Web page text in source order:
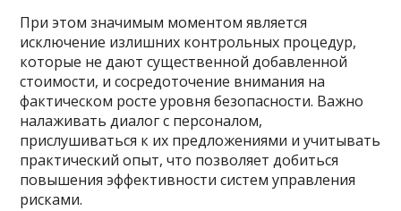
При этом значимым моментом является
исключение излишних контрольных процедур,
которые не дают существенной добавленной
стоимости, и сосредоточение внимания на
фактическом росте уровня безопасности. Важно
налаживать диалог с персоналом,
прислушиваться к их предложениями и учитывать
практический опыт, что позволяет добиться
повышения эффективности систем управления
рисками.